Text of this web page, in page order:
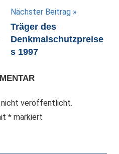
Nächster Beitrag
Träger des
Denkmalschutzpreise
s 1997
nicht veröffentlicht.
* markiert